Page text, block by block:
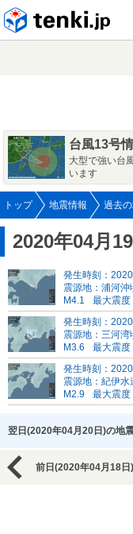
台風13号
大型で強い台
います
トップ 地震情報 過去
2020年04月
発生時刻：
震源地：浦河沖
M4.1
最大震度
発生時刻：
震源地：三河湾
M3.6
最大震度
発生時刻：
震源地：紀伊水
M2.9
最大震度
翌日(2020年04月20日)の地
前日(2020年04月18日